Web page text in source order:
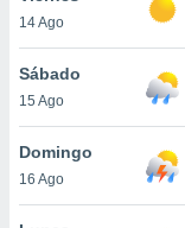
cookies
14 Ago
Sábado
15 Ago
Domingo
16 Ago